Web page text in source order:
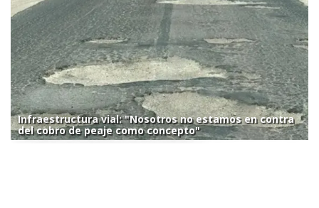
Infraestructura vial: "Nosotros no estamos en contra
del cobro de peaje como concepto"